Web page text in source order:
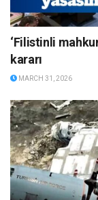
‘Filistinli
kararı
MARCH 31, 2026